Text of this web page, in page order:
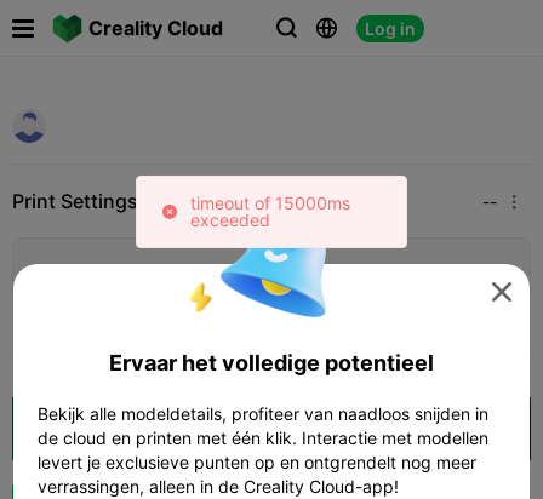
Creality Cloud   Log in
Print Settings Add -- 
Printconfiguratie toevoegen
Verdien meer punten
Openen in Creality Cloud

Ervaar het volledige potentieel
Bekijk alle modeldetails, profiteer van naadloos snijden in
de cloud en printen met één klik. Interactie met modellen
levert je exclusieve punten op en ontgrendelt nog meer
verrassingen, alleen in de Creality Cloud-app!
timeout of 15000ms
exceeded